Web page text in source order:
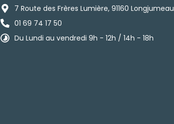
7 Route des Frères Lumière, 91160 Longjumeau
01 69 74 17 50
Du Lundi au vendredi 9h - 12h / 14h - 18h